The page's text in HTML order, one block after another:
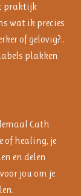
praktijk
wat ik precies
of gelovig?..
plakken
Cath
of healing, je
en delen
jou om je